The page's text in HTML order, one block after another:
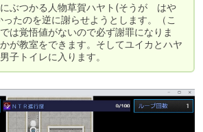
ぶつかる人物草賀ハヤト(そうが　はや
たのを逆に謝らせようとします。（こ
は覚悟値がないので必ず謝罪になりま
が教室をできます。そしてユイカとハヤ
子トイレに入ります。